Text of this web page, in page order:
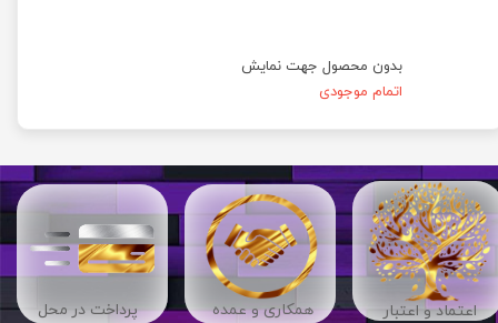
بدون محصول جهت نمایش
اتمام موجودی
اعتماد و اعتبار پرداخت در محل ​​همکاری و عمده